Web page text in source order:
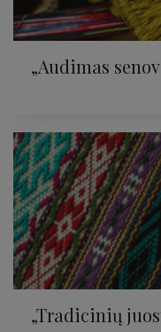
„Audimas
„Tradicinių